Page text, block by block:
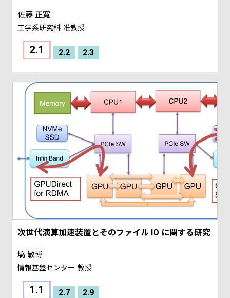
佐藤 正寛
工学系研究科 准教授
2.1 2.2 2.3
次世代演算加速装置とそのファイル IO に関する研究
塙 敏博
情報基盤センター 教授
1.1 2.7 2.9